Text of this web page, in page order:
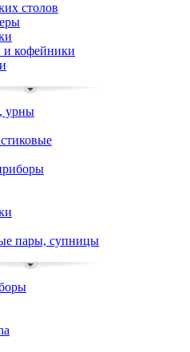
столов
кофейники
урны
пары, супницы